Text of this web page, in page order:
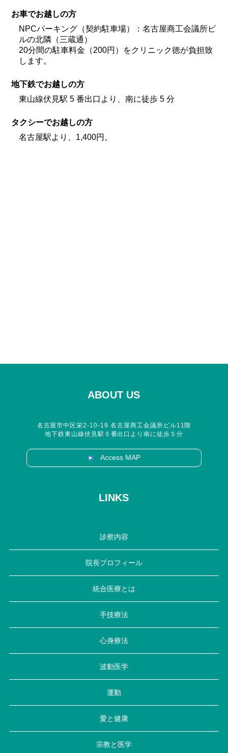
お車でお越しの方
NPCパーキング（契約駐車場）：名古屋商工会議所ビ
ルの北隣（三蔵通）
20分間の駐車料金（200円）をクリニック徳が負担致
します。
地下鉄でお越しの方
東山線伏見駅 5 番出口より、南に徒歩 5 分
タクシーでお越しの方
名古屋駅より、1,400円。
ABOUT US
名古屋市中区栄2-10-19 名古屋商工会議所ビル11階
地下鉄東山線伏見駅５番出口より南に徒歩５分
Access MAP
LINKS
診察内容
院長プロフィール
統合医療とは
手技療法
心身療法
波動医学
運動
愛と健康
宗教と医学